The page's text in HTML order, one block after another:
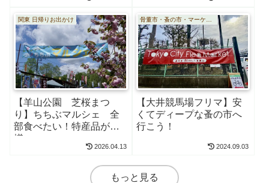
関東 日帰りお出かけ
【羊山公園 芝桜まつ
り】ちちぶマルシェ 全
部食べたい！特産品が勢
揃い
2026.04.13
骨董市・蚤の市・マーケット
【大井競馬場フリマ】安
くてディープな蚤の市へ
行こう！
2024.09.03
もっと見る